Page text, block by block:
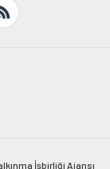
İşbirliği Ajansı